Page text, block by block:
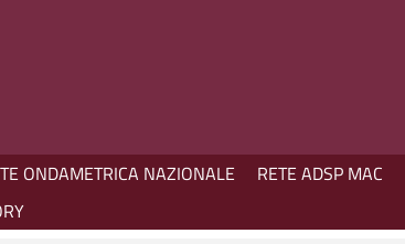
ONDAMETRICA NAZIONALE RETE ADSP MAC